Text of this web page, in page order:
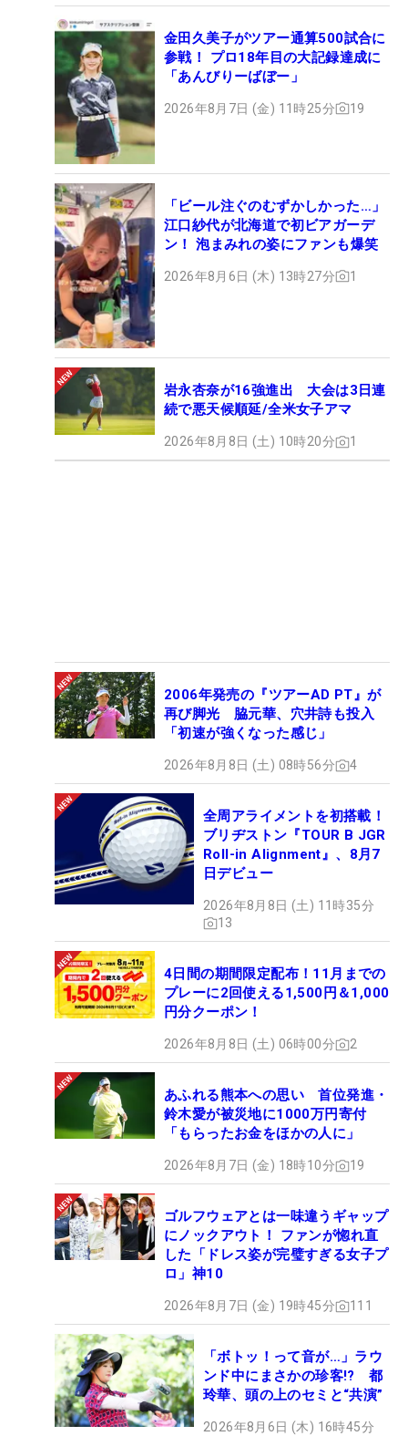
金田久美子がツアー通算500試合に
参戦！ プロ18年目の大記録達成に
「あんびりーばぼー」
2026年8月7日 (金) 11時25分 19
「ビール注ぐのむずかしかった…」
江口紗代が北海道で初ビアガーデ
ン！ 泡まみれの姿にファンも爆笑
2026年8月6日 (木) 13時27分 1
岩永杏奈が16強進出 大会は3日連
続で悪天候順延/全米女子アマ
2026年8月8日 (土) 10時20分 1
2006年発売の『ツアーAD PT』が
再び脚光 脇元華、穴井詩も投入
「初速が強くなった感じ」
2026年8月8日 (土) 08時56分 4
全周アライメントを初搭載！
ブリヂストン『TOUR B JGR
Roll-in Alignment』、8月7
日デビュー
2026年8月8日 (土) 11時35分
13
4日間の期間限定配布！11月までの
プレーに2回使える1,500円＆1,000
円分クーポン！
2026年8月8日 (土) 06時00分 2
あふれる熊本への思い 首位発進・
鈴木愛が被災地に1000万円寄付
「もらったお金をほかの人に」
2026年8月7日 (金) 18時10分 19
ゴルフウェアとは一味違うギャップ
にノックアウト！ ファンが惚れ直
した「ドレス姿が完璧すぎる女子プ
ロ」神10
2026年8月7日 (金) 19時45分 111
「ボトッ！って音が…」ラウ
ンド中にまさかの珍客!? 都
玲華、頭の上のセミと“共演”
2026年8月6日 (木) 16時45分